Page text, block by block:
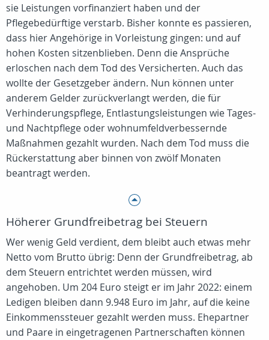
sie Leistungen vorfinanziert haben und der
Pflegebedürftige verstarb. Bisher konnte es passieren,
dass hier Angehörige in Vorleistung gingen: und auf
hohen Kosten sitzenblieben. Denn die Ansprüche
erloschen nach dem Tod des Versicherten. Auch das
wollte der Gesetzgeber ändern. Nun können unter
anderem Gelder zurückverlangt werden, die für
Verhinderungspflege, Entlastungsleistungen wie Tages-
und Nachtpflege oder wohnumfeldverbessernde
Maßnahmen gezahlt wurden. Nach dem Tod muss die
Rückerstattung aber binnen von zwölf Monaten
beantragt werden.
Höherer Grundfreibetrag bei Steuern
Wer wenig Geld verdient, dem bleibt auch etwas mehr
Netto vom Brutto übrig: Denn der Grundfreibetrag, ab
dem Steuern entrichtet werden müssen, wird
angehoben. Um 204 Euro steigt er im Jahr 2022: einem
Ledigen bleiben dann 9.948 Euro im Jahr, auf die keine
Einkommenssteuer gezahlt werden muss. Ehepartner
und Paare in eingetragenen Partnerschaften können